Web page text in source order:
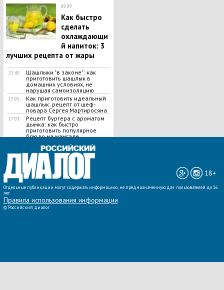
09:09
Как быстро
сделать
охлаждающи
й напиток: 3
лучших рецепта от жары
21:45
Шашлыки "в законе": как
приготовить шашлык в
домашних условиях, не
нарушая самоизоляцию
17:05
Как приготовить идеальный
шашлык​: рецепт от шеф-
повара Сергея Мартиросяна
17:03
Рецепт бургера с ароматом
дымка: как быстро
приготовить популярное
блюдо на мангале
ВСЕ НОВОСТИ »
18+
Отдельные публикации могут содержать информацию, не предназначенную для пользователей до 16
лет.
Правила использования информации
© Российский диалог